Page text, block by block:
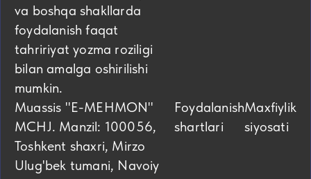
va boshqa shakllarda
foydalanish faqat
tahririyat yozma roziligi
bilan amalga oshirilishi
mumkin.
Muassis "E-MEHMON"
MCHJ. Manzil: 100056,
Toshkent shaxri, Mirzo
Ulug'bek tumani, Navoiy
Foydalanish
shartlari
Maxfiylik
siyosati